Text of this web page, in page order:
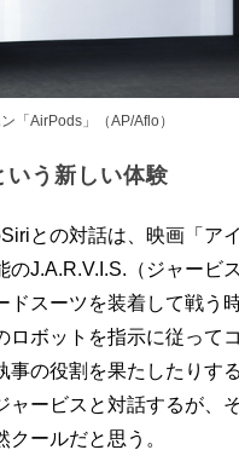
「AirPods」（AP/Aflo）
いう新しい体験
との対話は、映画「ア
のJ.A.R.V.I.S.（ジャービ
ドスーツを装着して戦う
ロボットを指示に従って
事の役割を果たしたりす
ャービスと対話するが、
ールだと思う。